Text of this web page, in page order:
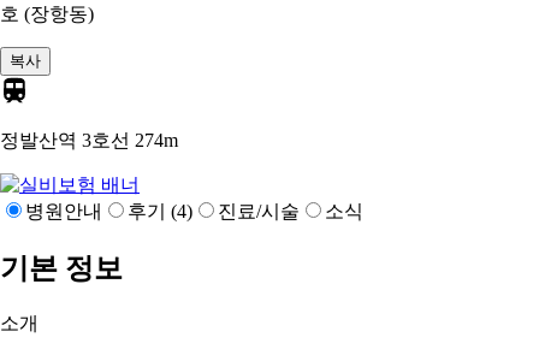
호 (장항동)
복사
정발산역 3호선 274m
병원안내 후기 (4) 진료/시술 소식
기본 정보
소개